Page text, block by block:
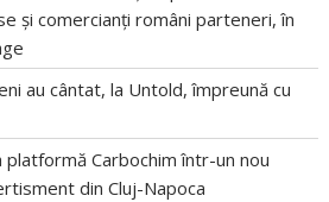
și comercianți români parteneri, în
au cântat, la Untold, împreună cu
Carbochim într-un nou
din Cluj-Napoca